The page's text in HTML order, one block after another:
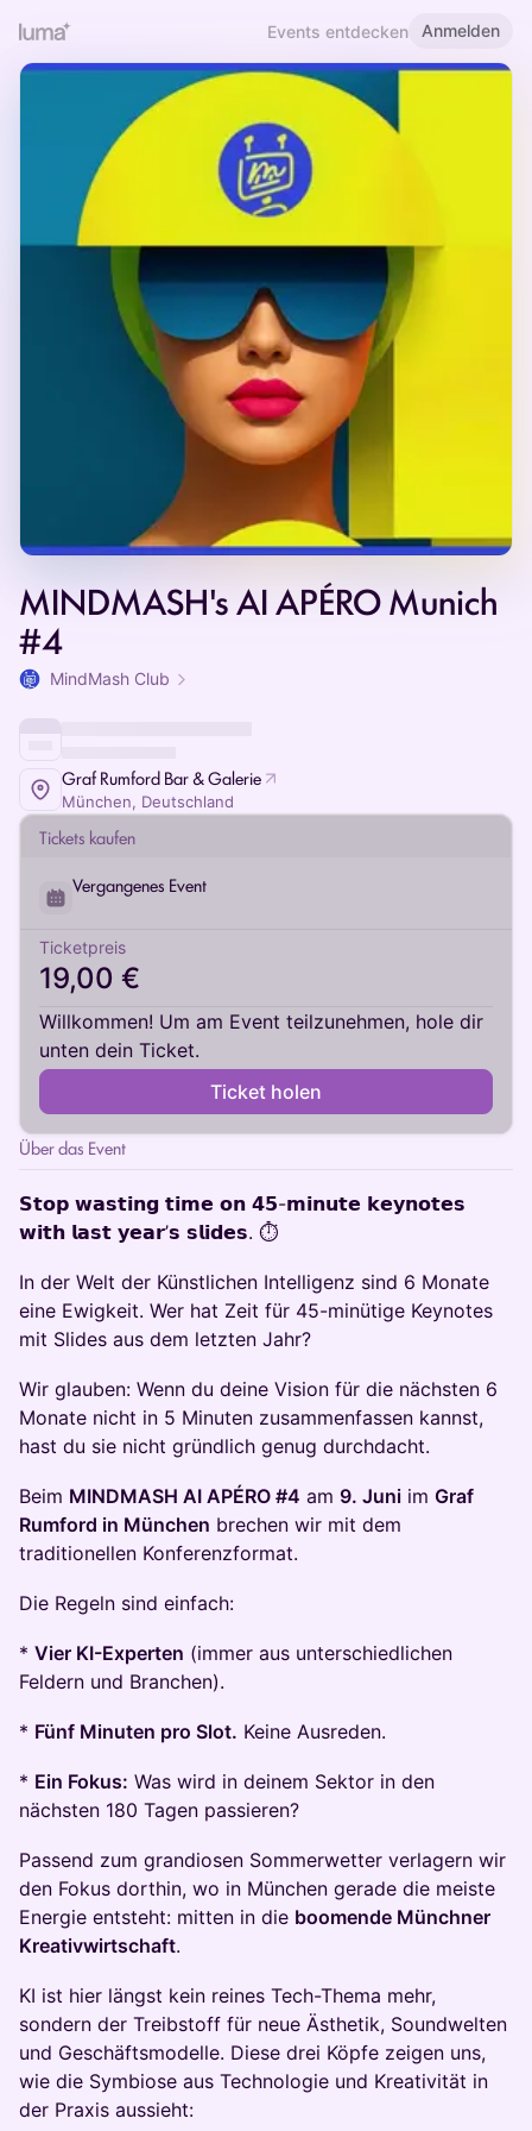
Events entdecken Anmelden
MINDMASH's AI APÉRO Munich
#4
MindMash Club
Graf Rumford Bar & Galerie
München, Deutschland
Tickets kaufen
Vergangenes Event
Ticketpreis
19,00 €
Willkommen! Um am Event teilzunehmen, hole dir
unten dein Ticket.
Ticket holen
Über das Event
𝗦𝘁𝗼𝗽 𝘄𝗮𝘀𝘁𝗶𝗻𝗴 𝘁𝗶𝗺𝗲 𝗼𝗻 𝟰𝟱-𝗺𝗶𝗻𝘂𝘁𝗲 𝗸𝗲𝘆𝗻𝗼𝘁𝗲𝘀
𝘄𝗶𝘁𝗵 𝗹𝗮𝘀𝘁 𝘆𝗲𝗮𝗿’𝘀 𝘀𝗹𝗶𝗱𝗲𝘀. ⏱️
In der Welt der Künstlichen Intelligenz sind 6 Monate
eine Ewigkeit. Wer hat Zeit für 45-minütige Keynotes
mit Slides aus dem letzten Jahr?
Wir glauben: Wenn du deine Vision für die nächsten 6
Monate nicht in 5 Minuten zusammenfassen kannst,
hast du sie nicht gründlich genug durchdacht.
Beim MINDMASH AI APÉRO #4 am 9. Juni im Graf
Rumford in München brechen wir mit dem
traditionellen Konferenzformat.
Die Regeln sind einfach:
* Vier KI-Experten (immer aus unterschiedlichen
Feldern und Branchen).
* Fünf Minuten pro Slot. Keine Ausreden.
* Ein Fokus: Was wird in deinem Sektor in den
nächsten 180 Tagen passieren?
Passend zum grandiosen Sommerwetter verlagern wir
den Fokus dorthin, wo in München gerade die meiste
Energie entsteht: mitten in die boomende Münchner
Kreativwirtschaft.
KI ist hier längst kein reines Tech-Thema mehr,
sondern der Treibstoff für neue Ästhetik, Soundwelten
und Geschäftsmodelle. Diese drei Köpfe zeigen uns,
wie die Symbiose aus Technologie und Kreativität in
der Praxis aussieht: